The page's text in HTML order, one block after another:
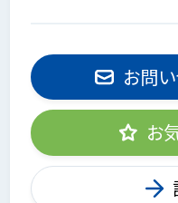
お問
お